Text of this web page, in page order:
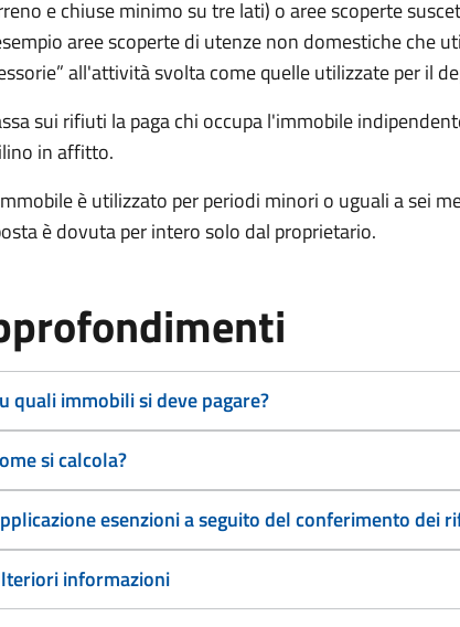
e chiuse minimo su tre lati) o aree scoperte
aree scoperte di utenze non domestiche che
all'attività svolta come quelle utilizzate per il
sui rifiuti la paga chi occupa l'immobile
in affitto.
è utilizzato per periodi minori o uguali a sei
è dovuta per intero solo dal proprietario.
quali immobili si deve pagare?
si calcola?
esenzioni a seguito del conferimento dei
informazioni